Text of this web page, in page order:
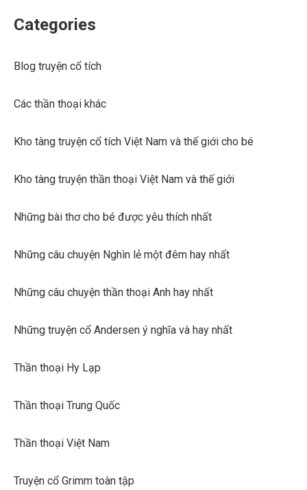
Categories
Blog truyện cổ tích
Các thần thoại khác
Kho tàng truyện cổ tích Việt Nam và thế giới cho bé
Kho tàng truyện thần thoại Việt Nam và thế giới
Những bài thơ cho bé được yêu thích nhất
Những câu chuyện Nghìn lẻ một đêm hay nhất
Những câu chuyện thần thoại Anh hay nhất
Những truyện cổ Andersen ý nghĩa và hay nhất
Thần thoại Hy Lạp
Thần thoại Trung Quốc
Thần thoại Việt Nam
Truyện cổ Grimm toàn tập